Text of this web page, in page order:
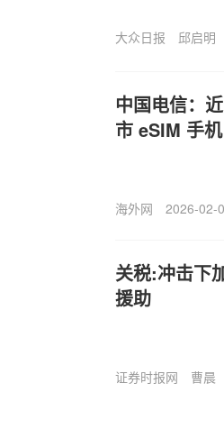
大众日报 邱启明
中国电信：
市 eSIM 手机
海外网 2026-02-
关税:冲击下
援助
证券时报网 曹晨